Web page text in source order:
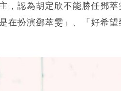
，認為胡定欣不能勝任鄧
在扮演鄧萃雯」、「好希